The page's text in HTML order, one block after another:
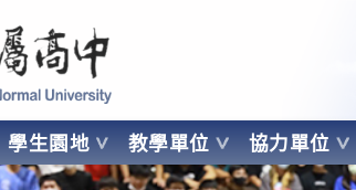
Normal University
學生園地 教學單位 協力單位